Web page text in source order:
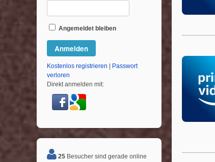
Angemeldet bleiben
Kostenlos registrieren
Passwort
verloren
Direkt anmelden mit:
25 Besucher sind gerade online